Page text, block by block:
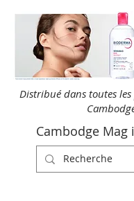
Distribué dans toutes
Cambodge Mag